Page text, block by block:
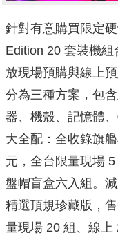
針對有意購買限定
Edition 20 套裝機
放現場預購與線上
分為三種方案，包
器、機殼、記憶體
大全配：全收錄旗
元，全台限量現場
盤帽盲盒六入組。
精選頂規珍藏版，
量現場 20 組、線上